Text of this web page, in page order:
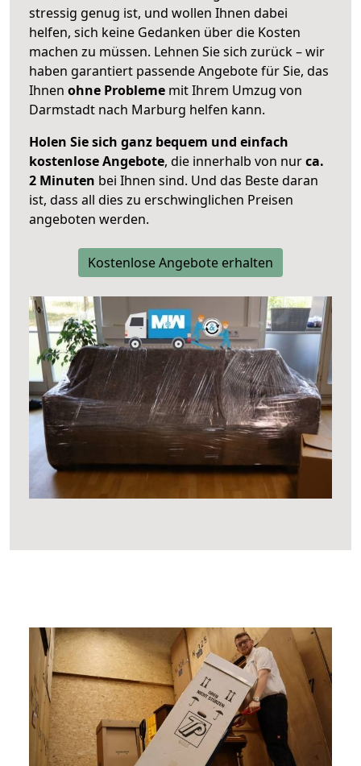
stressig genug ist, und wollen Ihnen dabei
helfen, sich keine Gedanken über die Kosten
machen zu müssen. Lehnen Sie sich zurück – wir
haben garantiert passende Angebote für Sie, das
Ihnen ohne Probleme mit Ihrem Umzug von
Darmstadt nach Marburg helfen kann.
Holen Sie sich ganz bequem und einfach
kostenlose Angebote, die innerhalb von nurca.
2 Minuten bei Ihnen sind. Und das Beste daran
ist, dass all dies zu erschwinglichen Preisen
angeboten werden.
Kostenlose Angebote erhalten